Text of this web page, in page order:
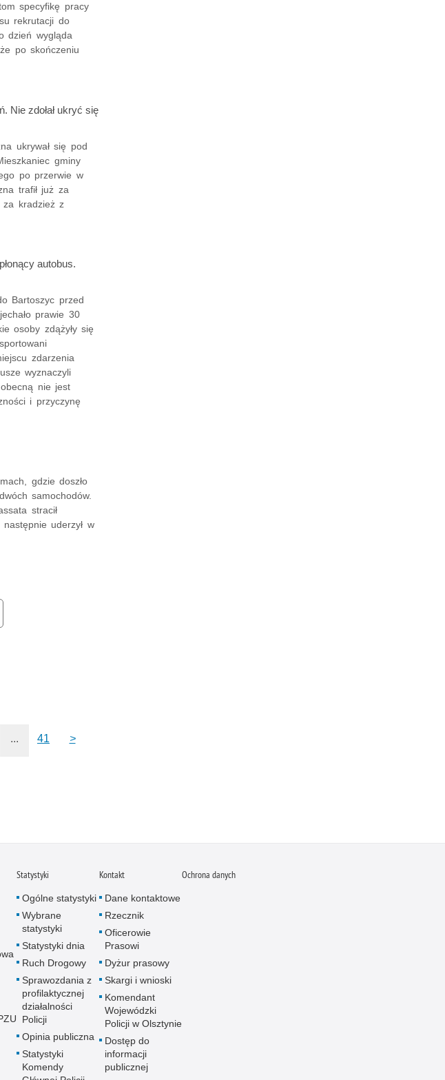
specyfikę pracy
rekrutacji do
dzień wygląda
po skończeniu
Nie zdołał ukryć się
ukrywał się pod
gminy
po przerwie w
trafił już za
za kradzież z
autobus.
Bartoszyc przed
prawie 30
osoby zdążyły się
zdarzenia
wyznaczyli
nie jest
i przyczynę
gdzie doszło
samochodów.
stracił
uderzył w
... 41 >
Statystyki
Ogólne statystyki
Wybrane
statystyki
Statystyki dnia
Ruch Drogowy
Sprawozdania z
profilaktycznej
działalności
Policji
Opinia publiczna
Statystyki
Komendy
Kontakt
Dane kontaktowe
Rzecznik
Oficerowie
Prasowi
Dyżur prasowy
Skargi i wnioski
Komendant
Wojewódzki
Policji w Olsztynie
Dostęp do
informacji
publicznej
Ochrona danych